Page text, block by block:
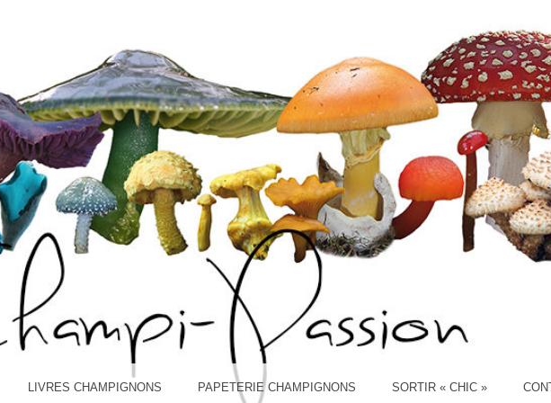
PASSION
LIVRES CHAMPIGNONS PAPETERIE CHAMPIGNONS SORTIR « CHIC »